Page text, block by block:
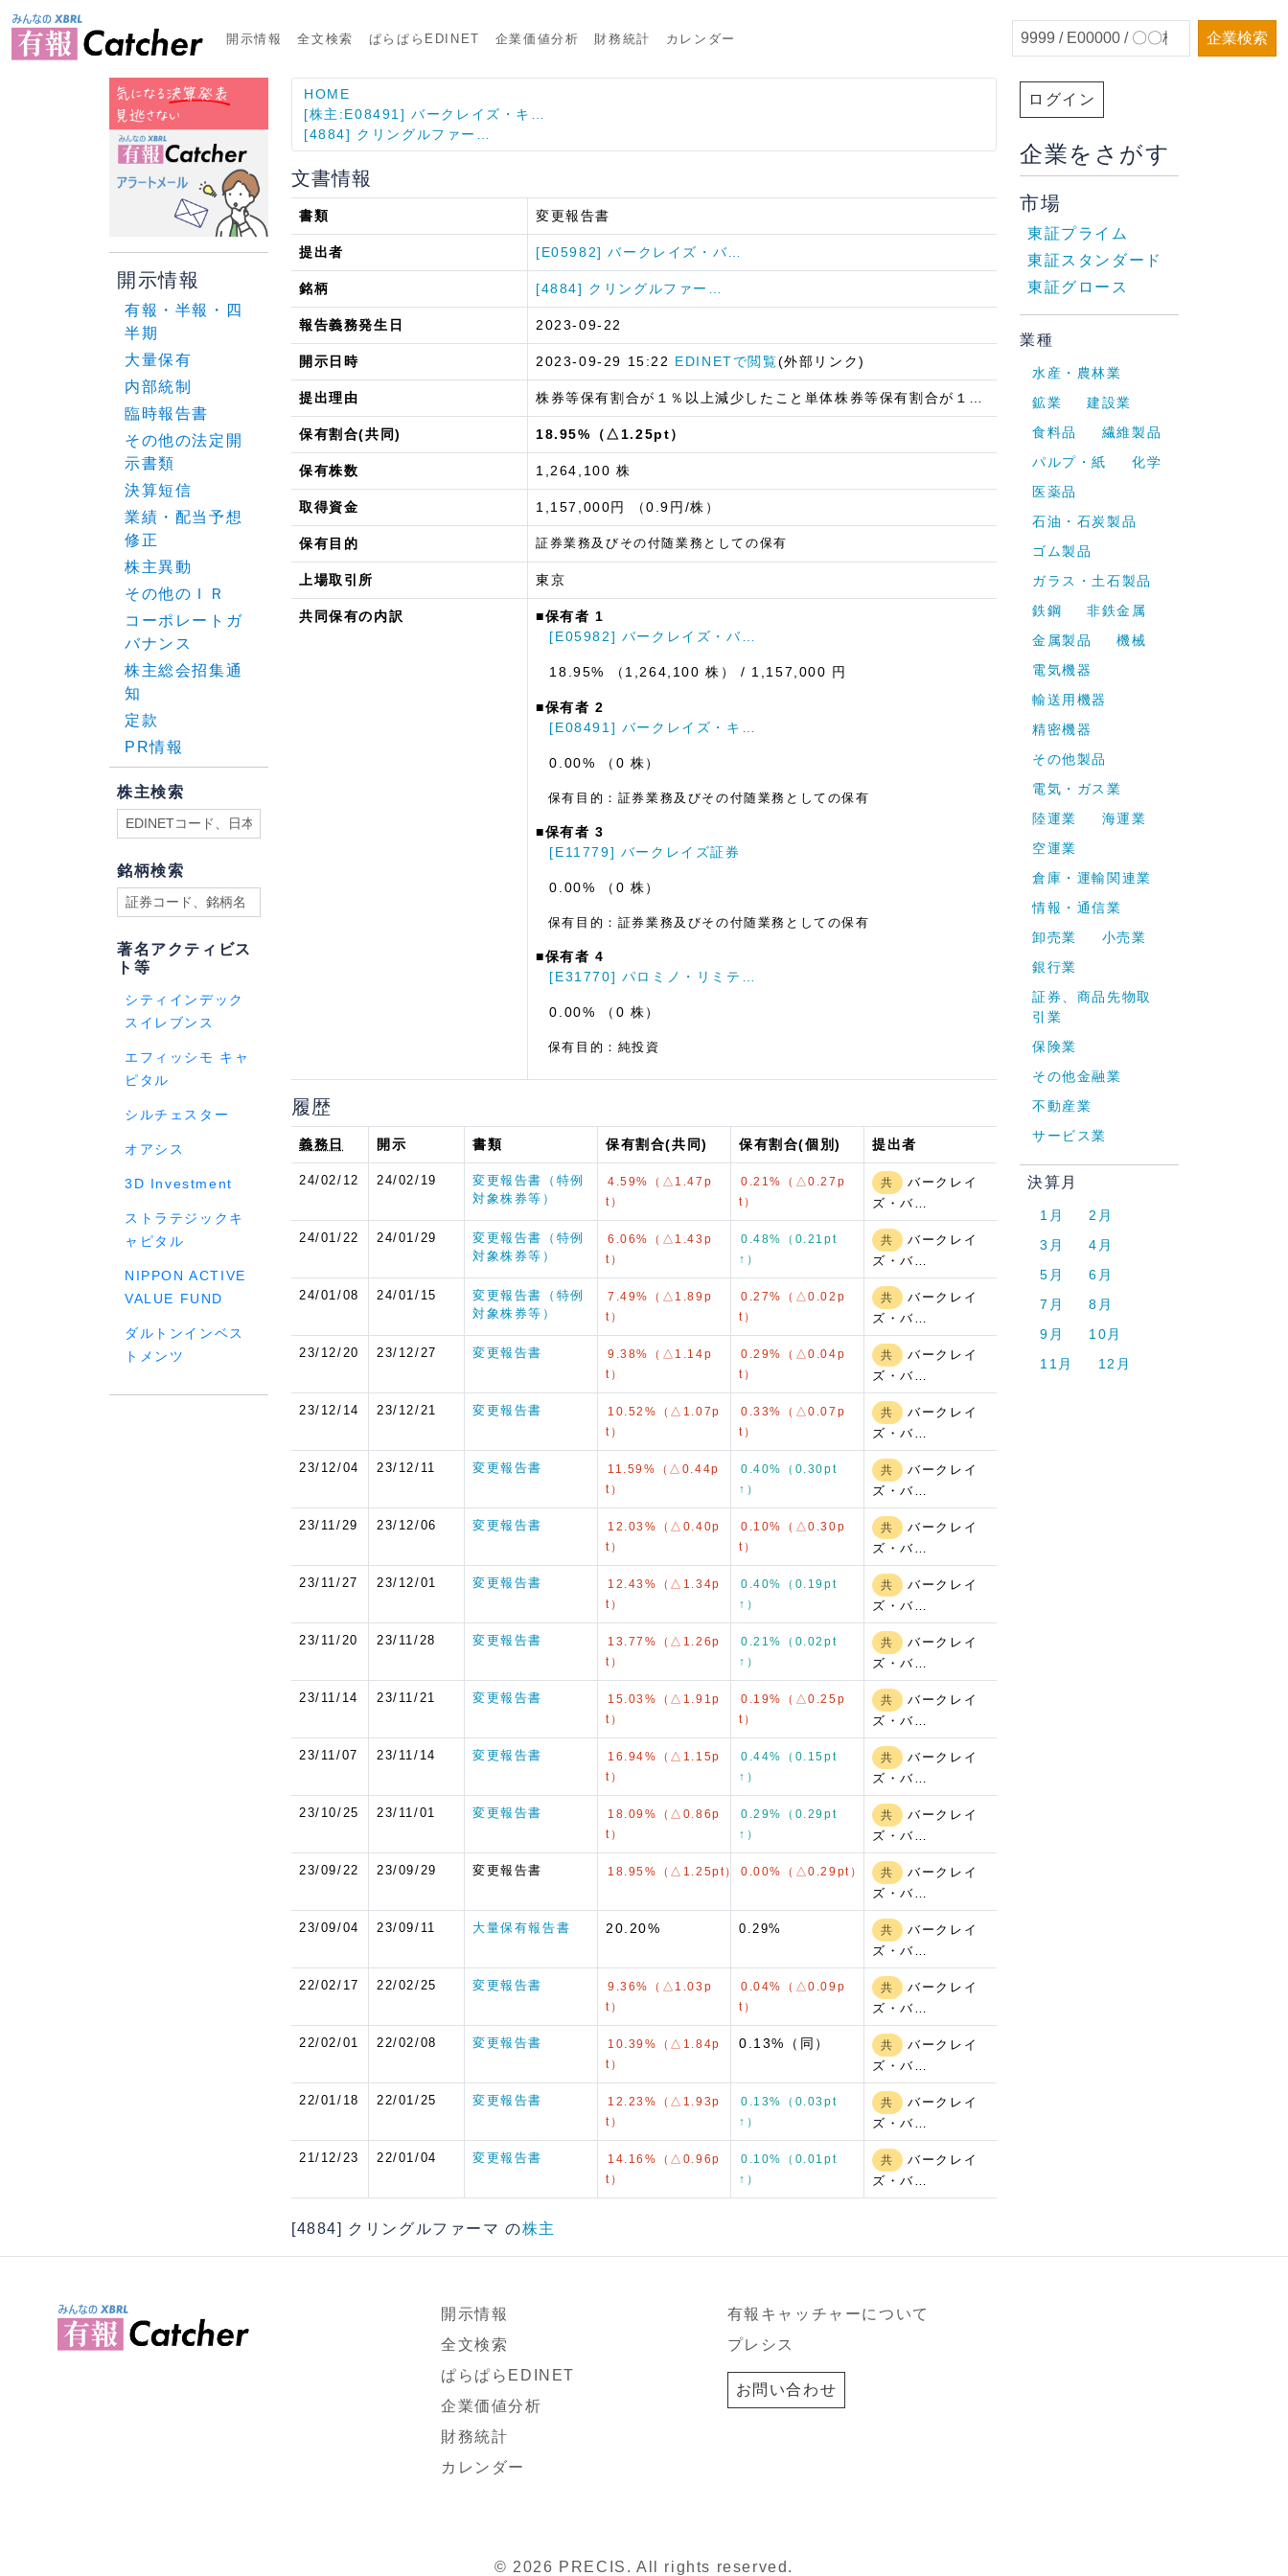
開示情報 全文検索 ぱらぱらEDINET 企業価値分析 財務統計 カレンダー 企業検索
開示情報
有報・半報・四
半期
大量保有
内部統制
臨時報告書
その他の法定開
示書類
決算短信
業績・配当予想
修正
株主異動
その他のＩＲ
コーポレートガ
バナンス
株主総会招集通
知
定款
PR情報
株主検索
銘柄検索
著名アクティビス
ト等
シティインデック
スイレブンス
エフィッシモ キャ
ピタル
シルチェスター
オアシス
3D Investment
ストラテジックキ
ャピタル
NIPPON ACTIVE
VALUE FUND
ダルトンインベス
トメンツ
HOME
[株主:E08491] バークレイズ・キ…
[4884] クリングルファー…
文書情報
書類 変更報告書
提出者 [E05982] バークレイズ・バ…
銘柄 [4884] クリングルファー…
報告義務発生日 2023-09-22
開示日時 2023-09-29 15:22 EDINETで閲覧(外部リンク)
提出理由
保有割合(共同) 18.95%（△1.25pt）
保有株数 1,264,100 株
取得資金 1,157,000円 （0.9円/株）
保有目的 証券業務及びその付随業務としての保有
上場取引所 東京
共同保有の内訳
■保有者 1
[E05982] バークレイズ・バ…
18.95% （1,264,100 株） / 1,157,000 円
■保有者 2
[E08491] バークレイズ・キ…
0.00% （0 株）
保有目的：証券業務及びその付随業務としての保有
■保有者 3
[E11779] バークレイズ証券
0.00% （0 株）
保有目的：証券業務及びその付随業務としての保有
■保有者 4
[E31770] パロミノ・リミテ…
0.00% （0 株）
保有目的：純投資
履歴
義務日 開示 書類 保有割合(共同) 保有割合(個別) 提出者
24/02/12 24/02/19
変更報告書（特例
対象株券等）
4.59%（△1.47p
t）
0.21%（△0.27p
t）
共
バークレイ
ズ・バ…
24/01/22 24/01/29
変更報告書（特例
対象株券等）
6.06%（△1.43p
t）
0.48%（0.21pt
↑）
共
バークレイ
ズ・バ…
24/01/08 24/01/15
変更報告書（特例
対象株券等）
7.49%（△1.89p
t）
0.27%（△0.02p
t）
共
バークレイ
ズ・バ…
23/12/20 23/12/27 変更報告書
9.38%（△1.14p
t）
0.29%（△0.04p
t）
共
バークレイ
ズ・バ…
23/12/14 23/12/21 変更報告書
10.52%（△1.07p
t）
0.33%（△0.07p
t）
共
バークレイ
ズ・バ…
23/12/04 23/12/11 変更報告書
11.59%（△0.44p
t）
0.40%（0.30pt
↑）
共
バークレイ
ズ・バ…
23/11/29 23/12/06 変更報告書
12.03%（△0.40p
t）
0.10%（△0.30p
t）
共
バークレイ
ズ・バ…
23/11/27 23/12/01 変更報告書
12.43%（△1.34p
t）
0.40%（0.19pt
↑）
共
バークレイ
ズ・バ…
23/11/20 23/11/28 変更報告書
13.77%（△1.26p
t）
0.21%（0.02pt
↑）
共
バークレイ
ズ・バ…
23/11/14 23/11/21 変更報告書
15.03%（△1.91p
t）
0.19%（△0.25p
t）
共
バークレイ
ズ・バ…
23/11/07 23/11/14 変更報告書
16.94%（△1.15p
t）
0.44%（0.15pt
↑）
共
バークレイ
ズ・バ…
23/10/25 23/11/01 変更報告書
18.09%（△0.86p
t）
0.29%（0.29pt
↑）
共
バークレイ
ズ・バ…
23/09/22 23/09/29 変更報告書 18.95%（△1.25pt） 0.00%（△0.29pt） 共
バークレイ
ズ・バ…
23/09/04 23/09/11 大量保有報告書 20.20% 0.29% 共
バークレイ
ズ・バ…
22/02/17 22/02/25 変更報告書
9.36%（△1.03p
t）
0.04%（△0.09p
t）
共
バークレイ
ズ・バ…
22/02/01 22/02/08 変更報告書
10.39%（△1.84p
t）
0.13%（同） 共
バークレイ
ズ・バ…
22/01/18 22/01/25 変更報告書
12.23%（△1.93p
t）
0.13%（0.03pt
↑）
共
バークレイ
ズ・バ…
21/12/23 22/01/04 変更報告書
14.16%（△0.96p
t）
0.10%（0.01pt
↑）
共
バークレイ
ズ・バ…
[4884] クリングルファーマ の株主
ログイン
企業をさがす
市場
東証プライム
東証スタンダード
東証グロース
業種
水産・農林業
鉱業
建設業
食料品
繊維製品
パルプ・紙
化学
医薬品
石油・石炭製品
ゴム製品
ガラス・土石製品
鉄鋼
非鉄金属
金属製品
機械
電気機器
輸送用機器
精密機器
その他製品
電気・ガス業
陸運業
海運業
空運業
倉庫・運輸関連業
情報・通信業
卸売業
小売業
銀行業
証券、商品先物取
引業
保険業
その他金融業
不動産業
サービス業
決算月
1月
2月
3月
4月
5月
6月
7月
8月
9月
10月
11月
12月
開示情報
全文検索
ぱらぱらEDINET
企業価値分析
財務統計
カレンダー
有報キャッチャーについて
プレシス
お問い合わせ
© 2026 PRECIS. All rights reserved.